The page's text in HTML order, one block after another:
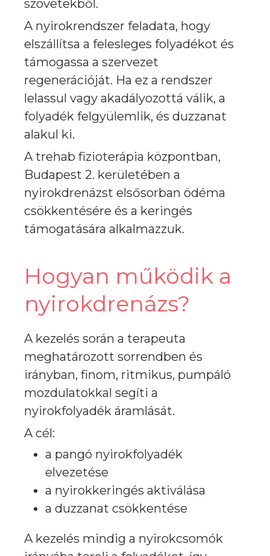
szövetekből.
A nyirokrendszer feladata, hogy
elszállítsa a felesleges folyadékot és
támogassa a szervezet
regenerációját. Ha ez a rendszer
lelassul vagy akadályozottá válik, a
folyadék felgyülemlik, és duzzanat
alakul ki.
A trehab fizioterápia központban,
Budapest 2. kerületében a
nyirokdrenázst elsősorban ödéma
csökkentésére és a keringés
támogatására alkalmazzuk.
Hogyan működik a
nyirokdrenázs?
A kezelés során a terapeuta
meghatározott sorrendben és
irányban, finom, ritmikus, pumpáló
mozdulatokkal segíti a
nyirokfolyadék áramlását.
A cél:
a pangó nyirokfolyadék
elvezetése
a nyirokkeringés aktiválása
a duzzanat csökkentése
A kezelés mindig a nyirokcsomók